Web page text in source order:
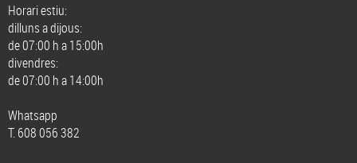
Horari estiu:
dilluns a dijous:
de 07:00 h a 15:00h
divendres:
de 07:00 h a 14:00h
Whatsapp
T. 608 056 382